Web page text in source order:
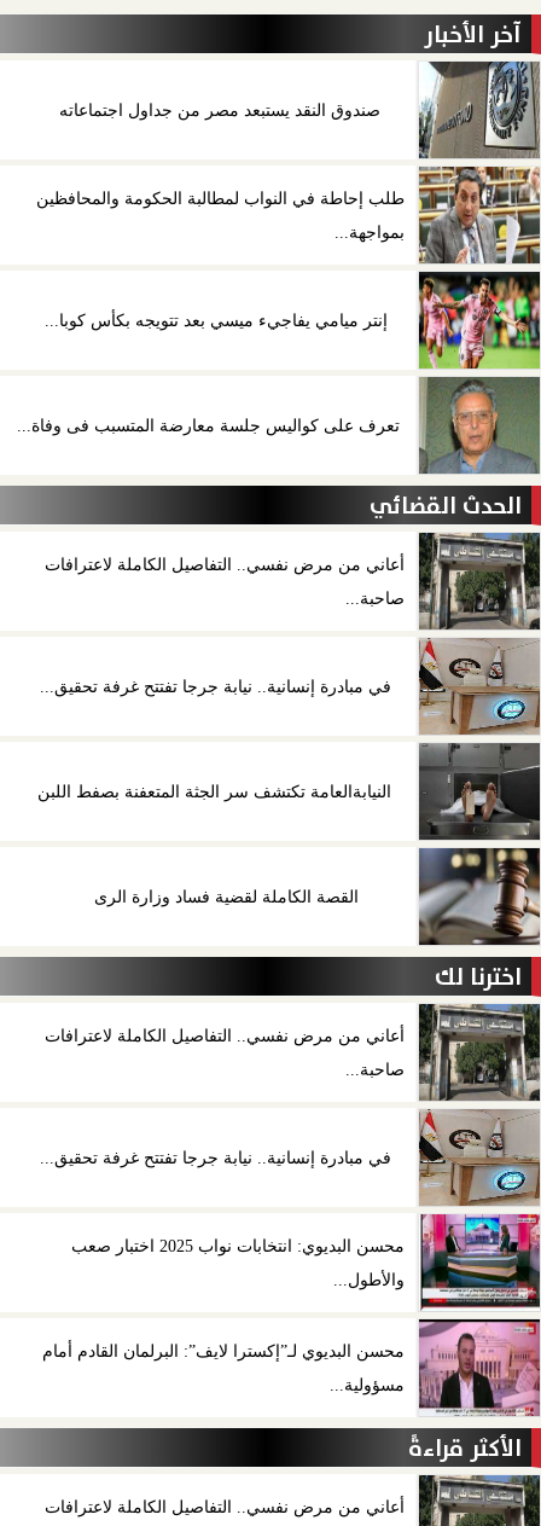
آخر الأخبار
صندوق النقد يستبعد مصر من جداول اجتماعاته
طلب إحاطة في النواب لمطالبة الحكومة والمحافظين
بمواجهة...
إنتر ميامي يفاجيء ميسي بعد تتويجه بكأس كوبا...
تعرف على كواليس جلسة معارضة المتسبب فى وفاة...
الحدث القضائي
أعاني من مرض نفسي.. التفاصيل الكاملة لاعترافات
صاحبة...
في مبادرة إنسانية.. نيابة جرجا تفتتح غرفة تحقيق...
النيابةالعامة تكتشف سر الجثة المتعفنة بصفط اللبن
القصة الكاملة لقضية فساد وزارة الرى
اخترنا لك
أعاني من مرض نفسي.. التفاصيل الكاملة لاعترافات
صاحبة...
في مبادرة إنسانية.. نيابة جرجا تفتتح غرفة تحقيق...
محسن البديوي: انتخابات نواب 2025 اختبار صعب
والأطول...
محسن البديوي لـ”إكسترا لايف”: البرلمان القادم أمام
مسؤولية...
الأكثر قراءةً
أعاني من مرض نفسي.. التفاصيل الكاملة لاعترافات